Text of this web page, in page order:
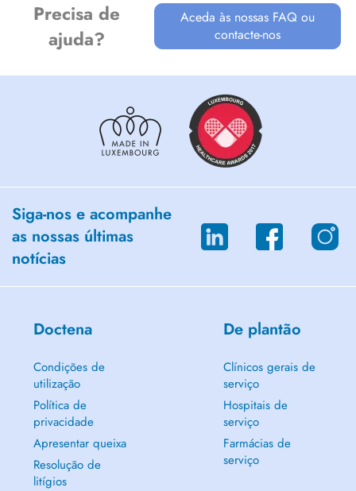
Precisa de
ajuda?
Aceda às nossas FAQ ou
contacte-nos
Siga-nos e acompanhe
as nossas últimas
notícias
Doctena
Condições de
utilização
Política de
privacidade
Apresentar queixa
Resolução de
litígios
De plantão
Clínicos gerais de
serviço
Hospitais de
serviço
Farmácias de
serviço